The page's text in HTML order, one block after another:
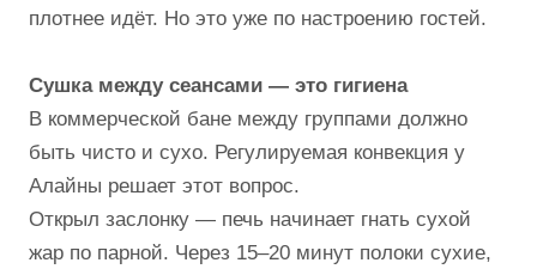
плотнее идёт. Но это уже по настроению гостей.
Сушка между сеансами — это гигиена
В коммерческой бане между группами должно
быть чисто и сухо. Регулируемая конвекция у
Алайны решает этот вопрос.
Открыл заслонку — печь начинает гнать сухой
жар по парной. Через 15–20 минут полоки сухие,